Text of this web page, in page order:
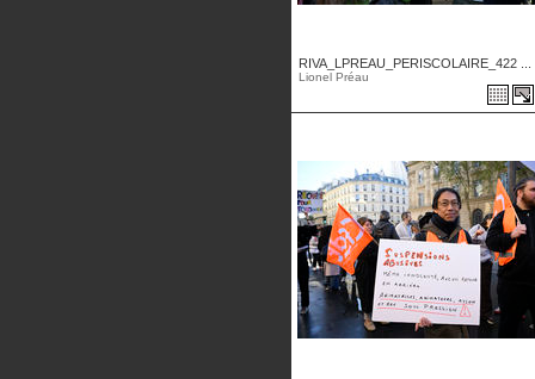
RIVA_LPREAU_PERISCOLAIRE_422 ...
Lionel Préau